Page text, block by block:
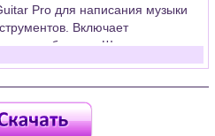
Pro для написания музыки
Включает
гитары, банджо. Широко
которые затем
Вам необходимо
компьютере программу Guitar